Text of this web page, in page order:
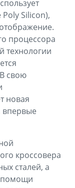
Silicon),
процессора
технологии
свою
новая
впервые
кроссовера
сталей, а
помощи